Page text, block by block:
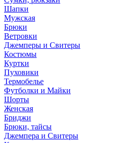
Шапки
Мужская
Брюки
Ветровки
Джемперы и Свитеры
Костюмы
Куртки
Пуховики
Термобелье
Футболки и Майки
Шорты
Женская
Бриджи
Брюки, тайсы
Джемпера и Свитеры